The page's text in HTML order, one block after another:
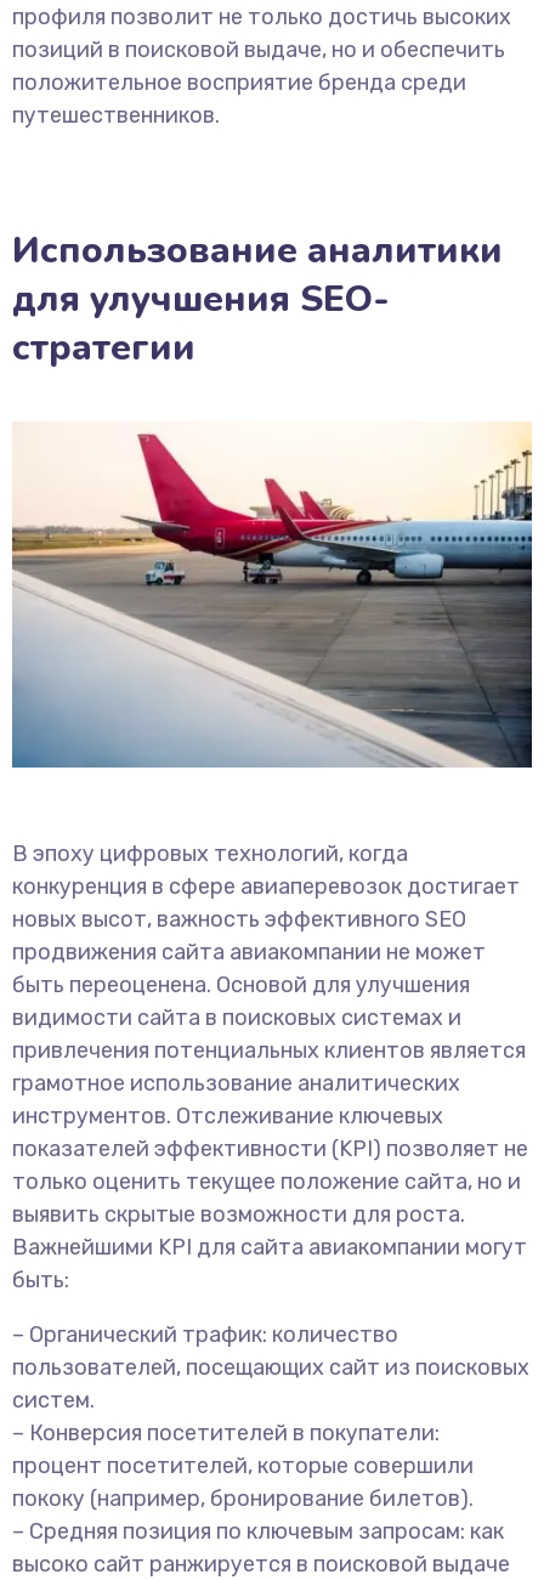
профиля позволит не только достичь высоких
позиций в поисковой выдаче, но и обеспечить
положительное восприятие бренда среди
путешественников.
Использование аналитики
для улучшения SEO-
стратегии
В эпоху цифровых технологий, когда
конкуренция в сфере авиаперевозок достигает
новых высот, важность эффективного SEO
продвижения сайта авиакомпании не может
быть переоценена. Основой для улучшения
видимости сайта в поисковых системах и
привлечения потенциальных клиентов является
грамотное использование аналитических
инструментов. Отслеживание ключевых
показателей эффективности (KPI) позволяет не
только оценить текущее положение сайта, но и
выявить скрытые возможности для роста.
Важнейшими KPI для сайта авиакомпании могут
быть:
– Органический трафик: количество
пользователей, посещающих сайт из поисковых
систем.
– Конверсия посетителей в покупатели:
процент посетителей, которые совершили
пококу (например, бронирование билетов).
– Средняя позиция по ключевым запросам: как
высоко сайт ранжируется в поисковой выдаче